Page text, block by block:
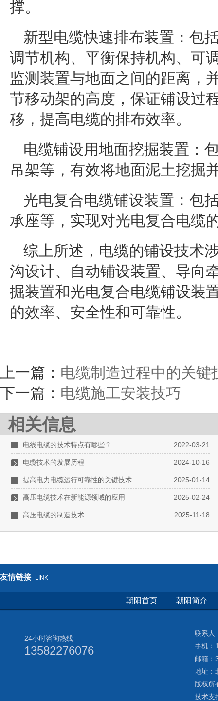
撑。
新型电缆快速排布装置：包
调节机构、平衡保持机构、可
监测装置与地面之间的距离，
节移动架的高度，保证铺设过
移，提高电缆的排布效率。
电缆铺设用地面挖掘装置：
吊架等，有效将地面泥土挖掘
光电复合电缆铺设装置：包
承座等，实现对光电复合电缆
综上所述，电缆的铺设技术
沟设计、自动铺设装置、导向
掘装置和光电复合电缆铺设装
的效率、安全性和可靠性。
上一篇： 电缆制造过程中的关键
下一篇： 电缆施工安装技巧
相关信息
2022-03-21
电线电缆的技术特点有哪些？
2024-10-16
电缆技术的发展历程
2025-01-14
提高电力电缆运行可靠性的关键技术
2025-02-24
高压电缆技术在新能源领域的应用
2025-11-18
高压电缆的制造技术
友情链接 LINK
朝阳首页 朝阳简介
24小时咨询热线
13582276076
联系
手机：
邮箱
地址：
版权所
技术支